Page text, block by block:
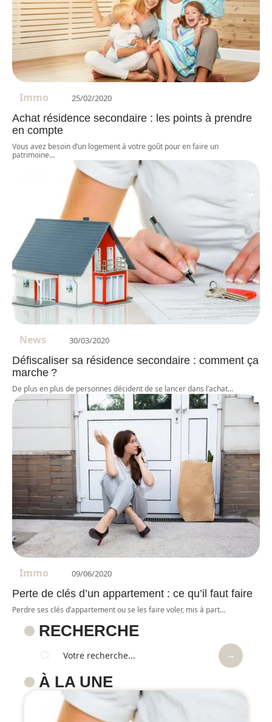
Immo 25/02/2020
Achat résidence secondaire : les points à prendre
en compte
Vous avez besoin d’un logement à votre goût pour en faire un
patrimoine…
News 30/03/2020
Défiscaliser sa résidence secondaire : comment ça
marche ?
De plus en plus de personnes décident de se lancer dans l’achat…
Immo 09/06/2020
Perte de clés d’un appartement : ce qu’il faut faire
Perdre ses clés d’appartement ou se les faire voler, mis à part…
RECHERCHE
À LA UNE